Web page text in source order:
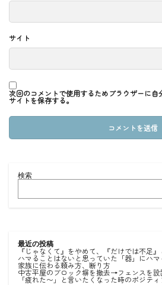
サイト
次回のコメントで使用するためブラウザーに自
サイトを保存する。
検索
最近の投稿
『じゃなくて』をやめて、『だけでは不足』
ハマることはないと思っていた「器」にハマ
家族に伝わる頼み方、断り方
中古平屋のブロック塀を撤去→フェンスを設
「疲れた〜」と言いたくなった時のポジテ